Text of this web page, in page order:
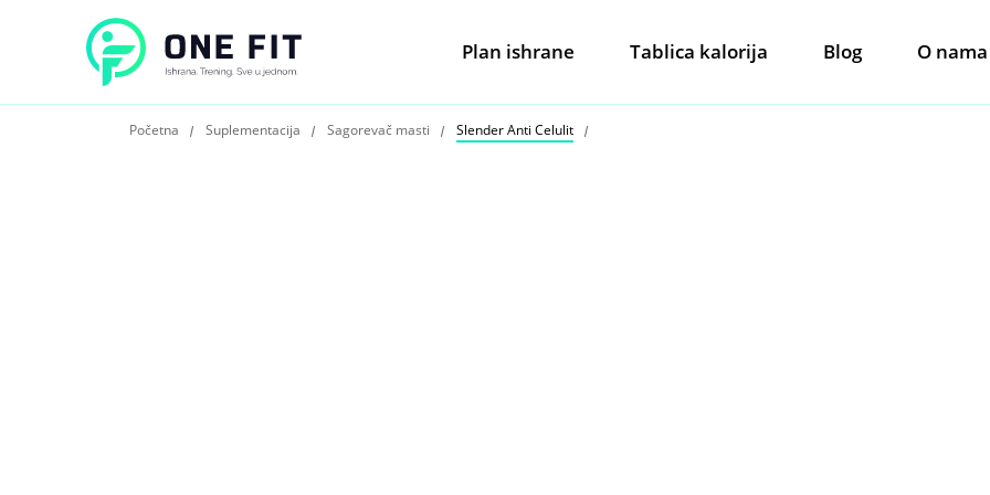
Plan ishrane Tablica kalorija Blog O nama
Početna Suplementacija Sagorevač masti Slender Anti Celulit